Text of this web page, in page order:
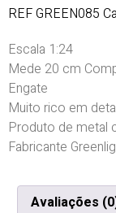
REFGREEN085
Escala 1:24
Mede 20 cm
Engate
Muito rico em
Produto de metal
Fabricante
Avaliações